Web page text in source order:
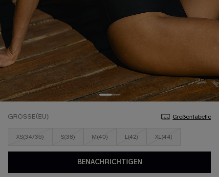
GRÖSSE(EU) Größentabelle
XS(34/36) S(38) M(40) L(42) XL(44)
BENACHRICHTIGEN